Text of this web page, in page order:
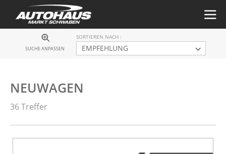
SUCHE ANPASSEN
SORTIEREN NACH
NEUWAGEN
36 Treffer